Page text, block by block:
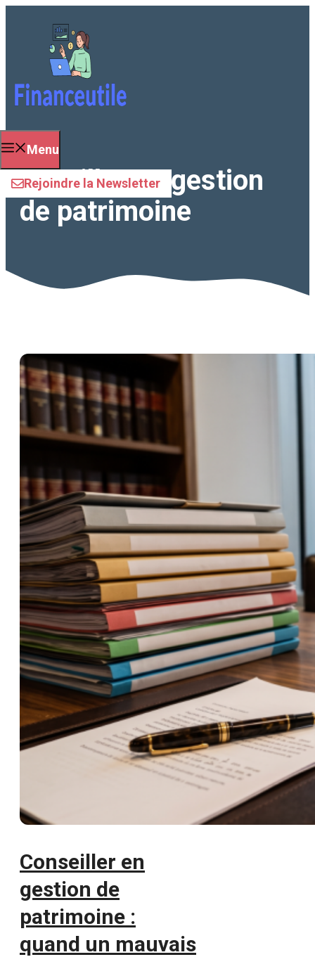
Menu
Rejoindre la Newsletter
onseiller en gestion
de patrimoine
Conseiller en
gestion de
patrimoine :
quand un mauvais